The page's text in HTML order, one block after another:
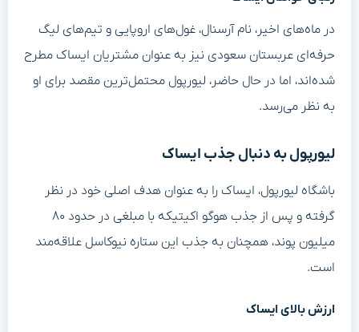
در ماه‌های اخیر، نام آرسنال، غول‌های اروپایی و تیم‌های لیگ
حرفه‌ای عربستان سعودی نیز به عنوان مشتریان ایساک مطرح
شده‌اند، اما در حال حاضر، لیورپول محتمل‌ترین مقصد برای او
به نظر می‌رسد.
لیورپول به دنبال جذب ایساک
باشگاه لیورپول، ایساک را به عنوان هدف اصلی خود در نظر
گرفته و پس از جذب هوگو اکیتیکه با مبلغی در حدود ۸۰
میلیون پوند، همچنان به جذب این ستاره نیوکاسل علاقه‌مند
است.
ارزش بالای ایساک